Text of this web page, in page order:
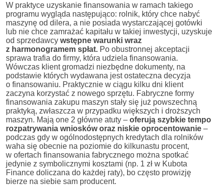
W praktyce uzyskanie finansowania w ramach takiego
programu wygląda następująco: rolnik, który chce nabyć
maszynę od dilera, a nie posiada wystarczającej gotówki
lub nie chce zamrażać kapitału w takiej inwestycji, uzyskuje
od sprzedawcy wstępne warunki wraz
z harmonogramem spłat. Po obustronnej akceptacji
sprawa trafia do firmy, która udziela finansowania.
Wówczas klient gromadzi niezbędne dokumenty, na
podstawie których wydawana jest ostateczna decyzja
o finansowaniu. Praktycznie w ciągu kilku dni klient
zaczyna korzystać z nowego sprzętu. Fabryczne formy
finansowania zakupu maszyn stały się już powszechną
praktyką, zwłaszcza w przypadku większych i droższych
maszyn. Mają one 2 główne atuty – oferują szybkie tempo
rozpatrywania wniosków oraz niskie oprocentowanie –
podczas gdy w ogólnodostępnych kredytach dla rolników
waha się obecnie na poziomie do kilkunastu procent,
w ofertach finansowania fabrycznego można spotkać
jedynie z symbolicznymi kosztami (np. 1 zł w Kubota
Finance doliczana do każdej raty), bo często prowizję
bierze na siebie sam producent.